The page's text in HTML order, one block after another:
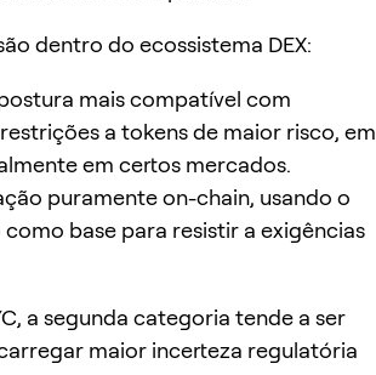
dentro do ecossistema DEX:
mais compatível com
a tokens de maior risco, em
em certos mercados.
puramente on-chain, usando o
base para resistir a exigências
a segunda categoria tende a ser
maior incerteza regulatória